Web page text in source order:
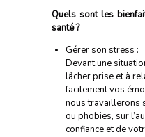
Quels sont les
santé ?
Gérer son stress :
Devant une
lâcher prise et à
facilement vos
nous travaillerons
ou phobies, sur
confiance et de